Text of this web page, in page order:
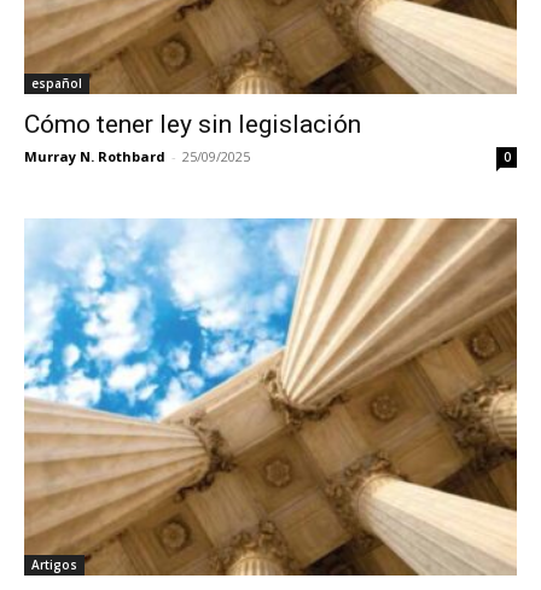
español
Cómo tener ley sin legislación
Murray N. Rothbard - 25/09/2025 0
Artigos